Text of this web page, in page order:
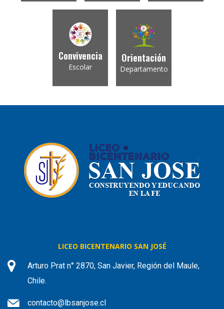
Convivencia
Escolar
Orientación
Departamento
LICEO BICENTENARIO SAN JOSÉ
Arturo Prat n° 2870, San Javier, Región del Maule,
Chile.
contacto@lbsanjose.cl